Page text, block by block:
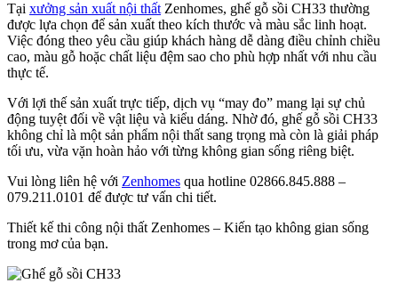
Tại xưởng sản xuất nội thất Zenhomes, ghế gỗ sồi CH33 thường
được lựa chọn để sản xuất theo kích thước và màu sắc linh hoạt.
Việc đóng theo yêu cầu giúp khách hàng dễ dàng điều chỉnh chiều
cao, màu gỗ hoặc chất liệu đệm sao cho phù hợp nhất với nhu cầu
thực tế.
Với lợi thế sản xuất trực tiếp, dịch vụ “may đo” mang lại sự chủ
động tuyệt đối về vật liệu và kiểu dáng. Nhờ đó, ghế gỗ sồi CH33
không chỉ là một sản phẩm nội thất sang trọng mà còn là giải pháp
tối ưu, vừa vặn hoàn hảo với từng không gian sống riêng biệt.
Vui lòng liên hệ với Zenhomes qua hotline 02866.845.888 –
079.211.0101 để được tư vấn chi tiết.
Thiết kế thi công nội thất Zenhomes – Kiến tạo không gian sống
trong mơ của bạn.